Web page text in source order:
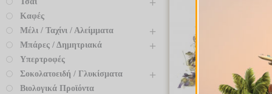
Καφές
Μέλι / Ταχίνι / Αλείμματα
Μπάρες / Δημητριακά
Υπερτροφές
Σοκολατοειδή / Γλυκίσματα
Βιολογικά Προϊόντα